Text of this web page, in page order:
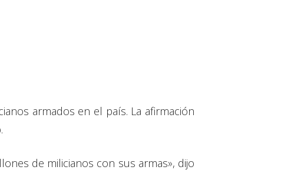
armados en el país. La afirmación
de milicianos con sus armas», dijo